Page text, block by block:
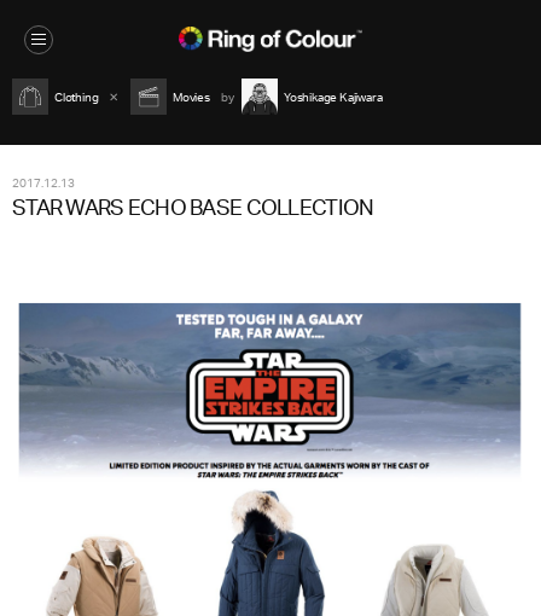
Clothing Movies Yoshikage Kajiwara
2017.12.13
STAR WARS ECHO BASE COLLECTION